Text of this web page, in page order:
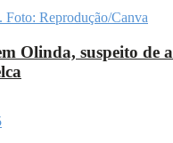
Olinda, suspeito de